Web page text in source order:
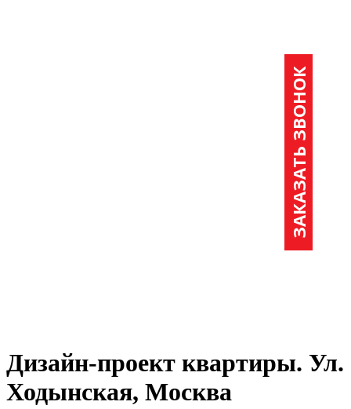
Дизайн-проект квартиры. Ул.
Ходынская, Москва
ЗАКАЗАТЬ ЗВОНОК